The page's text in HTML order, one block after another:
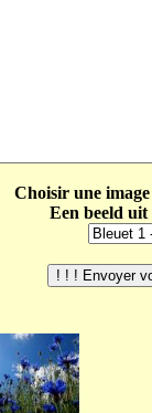
Choisir une
Een beeld